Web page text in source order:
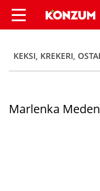
KEKSI, KREKERI,
Marlenka